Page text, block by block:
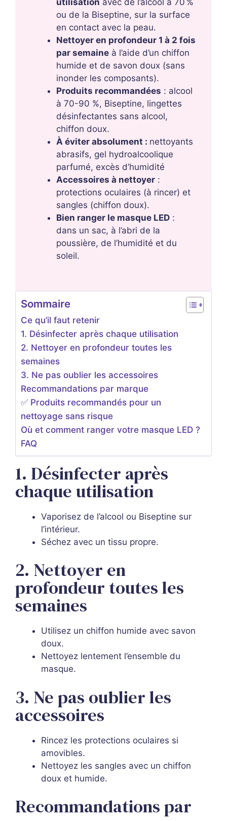
utilisation avec de l’alcool à 70 %
ou de la Biseptine, sur la surface
en contact avec la peau.
Nettoyer en profondeur 1 à 2 fois
par semaine à l’aide d’un chiffon
humide et de savon doux (sans
inonder les composants).
Produits recommandées : alcool
à 70-90 %, Biseptine, lingettes
désinfectantes sans alcool,
chiffon doux.
À éviter absolument : nettoyants
abrasifs, gel hydroalcoolique
parfumé, excès d’humidité
Accessoires à nettoyer :
protections oculaires (à rincer) et
sangles (chiffon doux).
Bien ranger le masque LED :
dans un sac, à l’abri de la
poussière, de l’humidité et du
soleil.
Sommaire
Ce qu’il faut retenir
1. Désinfecter après chaque utilisation
2. Nettoyer en profondeur toutes les
semaines
3. Ne pas oublier les accessoires
Recommandations par marque
✅ Produits recommandés pour un
nettoyage sans risque
Où et comment ranger votre masque LED ?
FAQ
1. Désinfecter après
chaque utilisation
Vaporisez de l’alcool ou Biseptine sur
l’intérieur.
Séchez avec un tissu propre.
2. Nettoyer en
profondeur toutes les
semaines
Utilisez un chiffon humide avec savon
doux.
Nettoyez lentement l’ensemble du
masque.
3. Ne pas oublier les
accessoires
Rincez les protections oculaires si
amovibles.
Nettoyez les sangles avec un chiffon
doux et humide.
Recommandations par